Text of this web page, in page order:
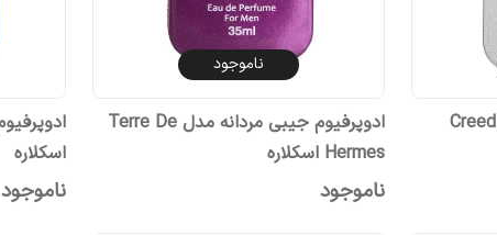
ادوپرفیوم جیبی مردانه مدل Creed
ناموجود
ادوپرفیوم جیبی مردانه مدل Terre De
Hermes اسکلاره
ناموجود
اسکلاره
ناموجود